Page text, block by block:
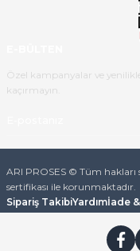
hassasiyetleri ve Ürünün
Özel kampanyalar ve
kaçırmayın.
ARI PROSES © Tüm hakları
sertifikası ile korunmaktadır.
Sipariş TakibiYardımİade